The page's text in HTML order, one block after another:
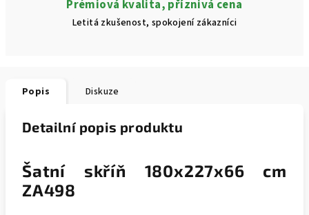
Prémiová kvalita, příznivá cena
Letitá zkušenost, spokojení zákazníci
Popis Diskuze
Detailní popis produktu
Šatní skříň 180x227x66 cm
ZA498